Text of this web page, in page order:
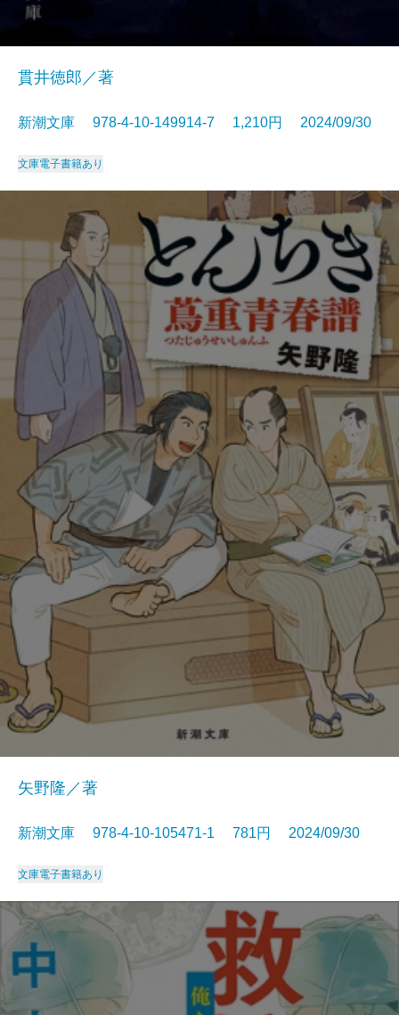
貫井徳郎／著
新潮文庫 978-4-10-149914-7 1,210円 2024/09/30
文庫電子書籍あり
矢野隆／著
新潮文庫 978-4-10-105471-1 781円 2024/09/30
文庫電子書籍あり